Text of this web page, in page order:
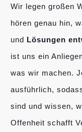
Wir legen großen
hören genau hin,
und Lösungen
ist uns ein
was wir machen.
ausführlich,
sind und wissen,
Offenheit schafft